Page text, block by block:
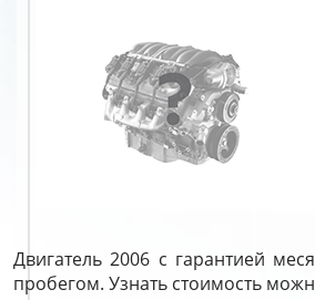
Двигатель 2006 с гарантией
пробегом. Узнать стоимость